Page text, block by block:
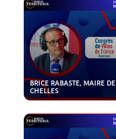
BRICE RABASTE, MAIRE DE
CHELLES